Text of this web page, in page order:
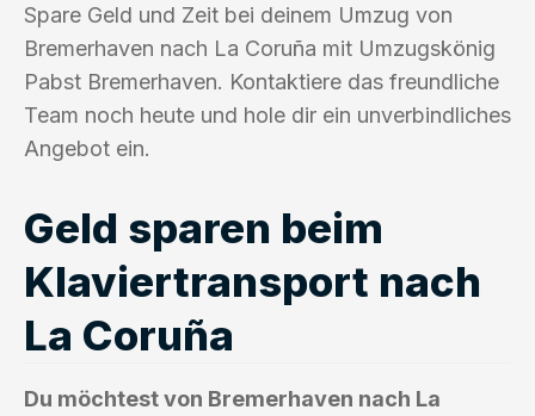
Spare Geld und Zeit bei deinem Umzug von
Bremerhaven nach La Coruña mit Umzugskönig
Pabst Bremerhaven. Kontaktiere das freundliche
Team noch heute und hole dir ein unverbindliches
Angebot ein.
Geld sparen beim
Klaviertransport nach
La Coruña
Du möchtest von Bremerhaven nach La